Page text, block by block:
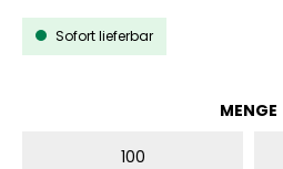
Sofort lieferbar
MENGE
100